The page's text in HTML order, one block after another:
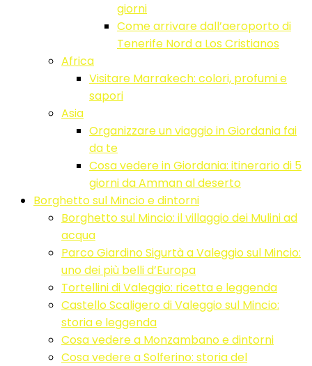
giorni
Come arrivare dall’aeroporto di
Tenerife Nord a Los Cristianos
Africa
Visitare Marrakech: colori, profumi e
sapori
Asia
Organizzare un viaggio in Giordania fai
da te
Cosa vedere in Giordania: itinerario di 5
giorni da Amman al deserto
Borghetto sul Mincio e dintorni
Borghetto sul Mincio: il villaggio dei Mulini ad
acqua
Parco Giardino Sigurtà a Valeggio sul Mincio:
uno dei più belli d’Europa
Tortellini di Valeggio: ricetta e leggenda
Castello Scaligero di Valeggio sul Mincio:
storia e leggenda
Cosa vedere a Monzambano e dintorni
Cosa vedere a Solferino: storia del